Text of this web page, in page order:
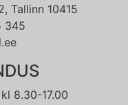
Tallinn 10415
345
8.30-17.00